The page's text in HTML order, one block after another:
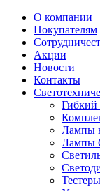
О компании
Покупателям
Акции
Новости
Контакты
Гибкий
Лампы
Лампы